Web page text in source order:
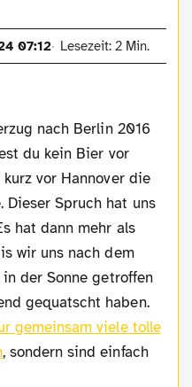
07:12 Lesezeit: 2 Min.
du kein Bier vor
vor Hannover die
Dieser Spruch hat uns
hat dann mehr als
wir uns nach dem
der Sonne getroffen
gequatscht haben.
gemeinsam viele tolle
, sondern sind einfach